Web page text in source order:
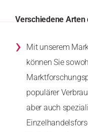
Verschiedene
›
Mit unserem
können Sie
populärer
aber auch